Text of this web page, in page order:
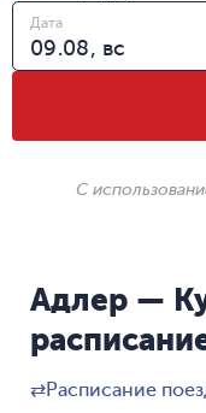
Дата
С
Адлер —
⇄Расписание